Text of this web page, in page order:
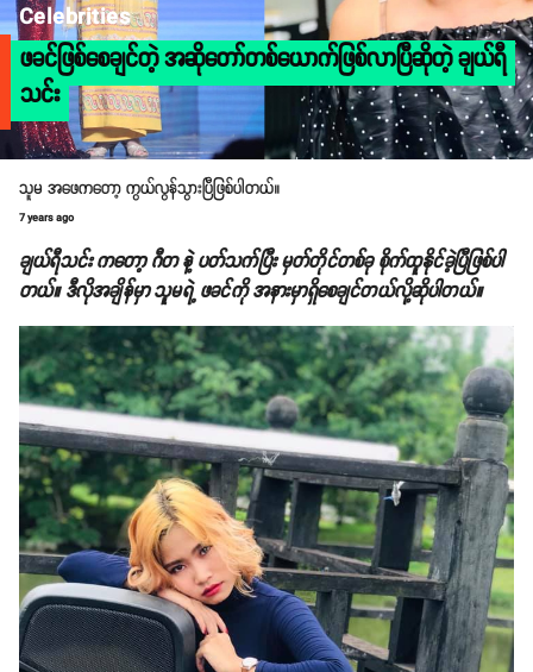
Celebrities
ဖခင်ဖြစ်စေချင်တဲ့ အဆိုတော်တစ်ယောက်ဖြစ်လာပြီဆိုတဲ့ ချယ်ရီ
သင်း
သူမ အဖေကတော့ ကွယ်လွန်သွားပြီဖြစ်ပါတယ်။
7 years ago
ချယ်ရီသင်း ကတော့ ဂီတ နဲ့ ပတ်သက်ပြီး မှတ်တိုင်တစ်ခု စိုက်ထူနိုင်ခဲ့ပြီဖြစ်ပါ
တယ်။ ဒီလိုအချိန်မှာ သူမရဲ့ ဖခင်ကို အနားမှာရှိစေချင်တယ်လို့ဆိုပါတယ်။